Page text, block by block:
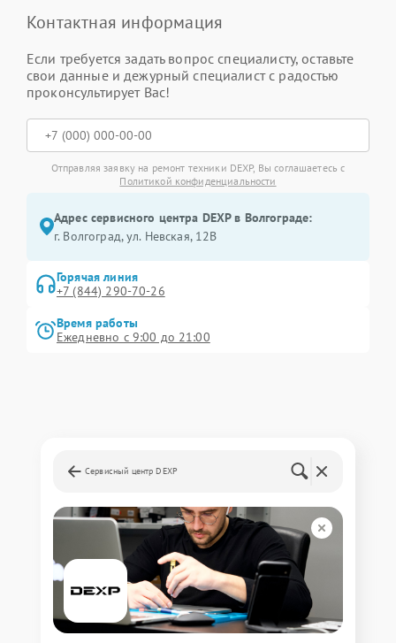
Контактная информация
Если требуется задать вопрос специалисту, оставьте
свои данные и дежурный специалист с радостью
проконсультирует Вас!
Отправляя заявку на ремонт техники DEXP, Вы соглашаетесь с
Политикой конфиденциальности
Адрес сервисного центра DEXP в Волгограде:
г. Волгоград, ул. Невская, 12В
Горячая линия
+7 (844) 290-70-26
Время работы
Ежедневно с 9:00 до 21:00
Сервисный центр DEXP